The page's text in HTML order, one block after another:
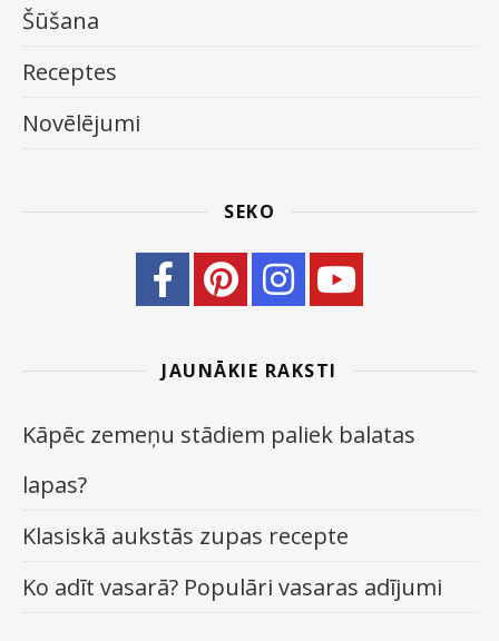
Šūšana
Receptes
Novēlējumi
SEKO
JAUNĀKIE RAKSTI
Kāpēc zemeņu stādiem paliek balatas
lapas?
Klasiskā aukstās zupas recepte
Ko adīt vasarā? Populāri vasaras adījumi